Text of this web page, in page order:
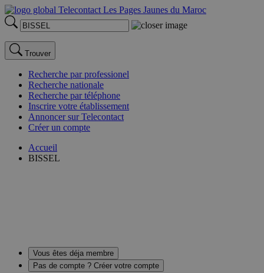
Trouver
Recherche par professionel
Recherche nationale
Recherche par téléphone
Inscrire votre établissement
Annoncer sur Telecontact
Créer un compte
Accueil
BISSEL
Vous êtes déja membre
Pas de compte ? Créer votre compte